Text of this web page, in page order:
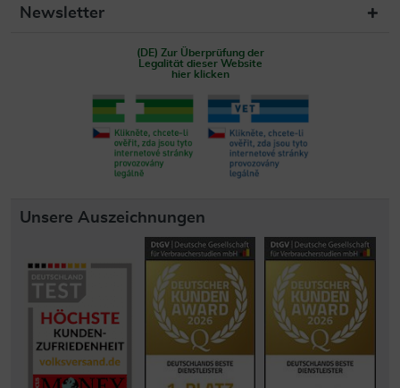
Newsletter
(DE) Zur Überprüfung der
Legalität dieser Website
hier klicken
Unsere Auszeichnungen